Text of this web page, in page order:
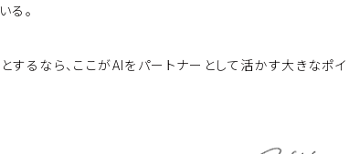
る。
るなら、ここがAIをパートナーとして活かす大きなポイ